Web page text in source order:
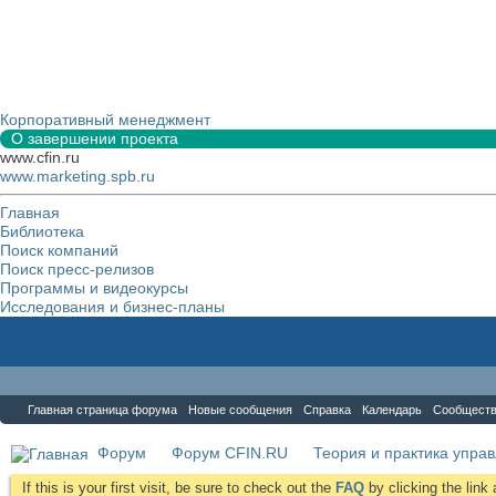
Корпоративный менеджмент
О завершении проекта
www.cfin.ru
www.marketing.spb.ru
Главная
Библиотека
Поиск компаний
Поиск пресс-релизов
Программы и видеокурсы
Исследования и бизнес-планы
Главная страница форума Новые сообщения Справка Календарь
Форум Форум CFIN.RU Теория и практика
If this is your first visit, be sure to check out the FAQ by clicking the link